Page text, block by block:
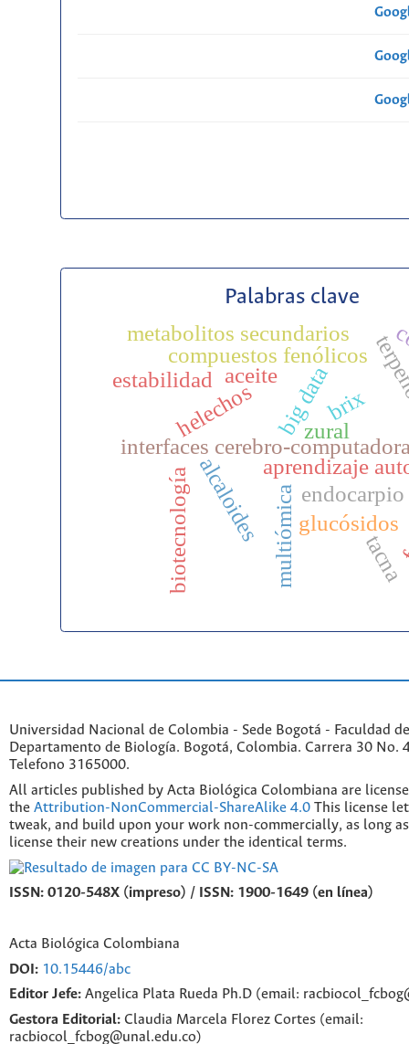
Palabras clave
aprendizaje
big data
interfaces cerebro-
multiómica
alcaloides
biotecnología
compuestos fenólicos
glucósidos
metabolitos secundarios
helechos zural
aceite
brix
endocarpio
tacna
estabilidad
Universidad Nacional de Colombia - Sede Bogotá - Faculdad
Departamento de Biología. Bogotá, Colombia. Carrera 30 No.
Telefono 3165000.
All articles published by Acta Biológica Colombiana are
the Attribution-NonCommercial-ShareAlike 4.0 This license
tweak, and build upon your work non-commercially, as long
license their new creations under the identical terms.
ISSN: 0120-548X (impreso) / ISSN: 1900-1649 (en línea)
Acta Biológica Colombiana
DOI: 10.15446/abc
Editor Jefe: Angelica Plata Rueda Ph.D (email:
Gestora Editorial: Claudia Marcela Florez Cortes (email:
racbiocol_fcbog@unal.edu.co)